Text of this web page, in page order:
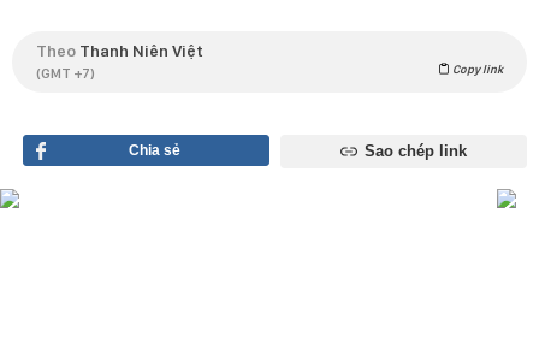
Theo Thanh Niên Việt
(GMT +7) Copy link
Chia sẻ Sao chép link